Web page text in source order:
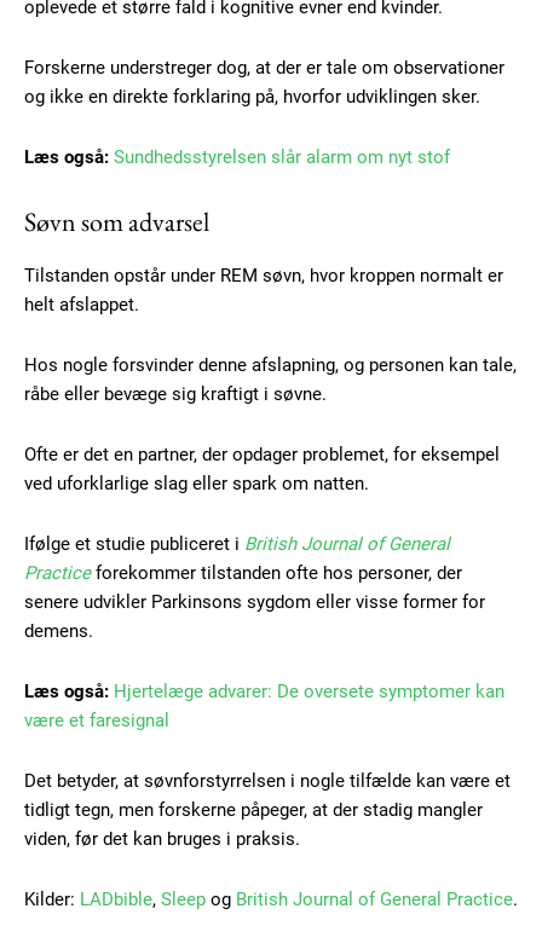
Subscription Plans
Gratis / forever
Etiam est nibh, lobortis sit
Praesent euismod ac
Nullam eu erat condimentum
Donec quis est ac felis
Orci varius natoque dolor
oplevede et større fald i kognitive evner end kvinder.
Forskerne understreger dog, at der er tale om observationer
og ikke en direkte forklaring på, hvorfor udviklingen sker.
Læs også: Sundhedsstyrelsen slår alarm om nyt stof
Søvn som advarsel
Tilstanden opstår under REM søvn, hvor kroppen normalt er
helt afslappet.
Hos nogle forsvinder denne afslapning, og personen kan tale,
råbe eller bevæge sig kraftigt i søvne.
Ofte er det en partner, der opdager problemet, for eksempel
ved uforklarlige slag eller spark om natten.
Ifølge et studie publiceret i British Journal of General
Practiceforekommer tilstanden ofte hos personer, der
senere udvikler Parkinsons sygdom eller visse former for
demens.
Læs også: Hjertelæge advarer: De oversete symptomer kan
være et faresignal
Det betyder, at søvnforstyrrelsen i nogle tilfælde kan være et
tidligt tegn, men forskerne påpeger, at der stadig mangler
viden, før det kan bruges i praksis.
Kilder: LADbible, Sleep og British Journal of General Practice.